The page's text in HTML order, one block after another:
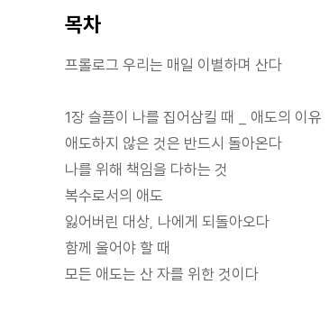
목차
프롤로그 우리는 매일 이별하며 산다
1장 슬픔이 나를 집어삼킬 때 _ 애도의 이유
애도하지 않은 것은 반드시 돌아온다
나를 위해 책임을 다하는 것
복수로서의 애도
잃어버린 대상, 나에게 되돌아오다
함께 울어야 할 때
모든 애도는 산 자를 위한 것이다